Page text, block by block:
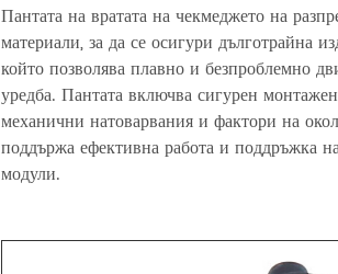
Пантата на вратата на чекмеджето на
материали, за да се осигури дълготрайна
който позволява плавно и безпроблемно
уредба. Пантата включва сигурен
механични натоварвания и фактори на
поддържа ефективна работа и поддръжка
модули.